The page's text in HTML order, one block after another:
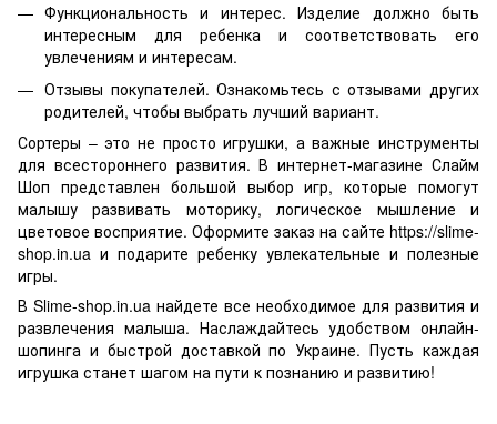
Функциональность и интерес. Изделие должно быть
интересным для ребенка и соответствовать его
увлечениям и интересам.
Отзывы покупателей. Ознакомьтесь с отзывами других
родителей, чтобы выбрать лучший вариант.
Сортеры – это не просто игрушки, а важные инструменты
для всестороннего развития. В интернет-магазине Слайм
Шоп представлен большой выбор игр, которые помогут
малышу развивать моторику, логическое мышление и
цветовое восприятие. Оформите заказ на сайте https://slime-
shop.in.ua и подарите ребенку увлекательные и полезные
игры.
В Slime-shop.in.ua найдете все необходимое для развития и
развлечения малыша. Наслаждайтесь удобством онлайн-
шопинга и быстрой доставкой по Украине. Пусть каждая
игрушка станет шагом на пути к познанию и развитию!